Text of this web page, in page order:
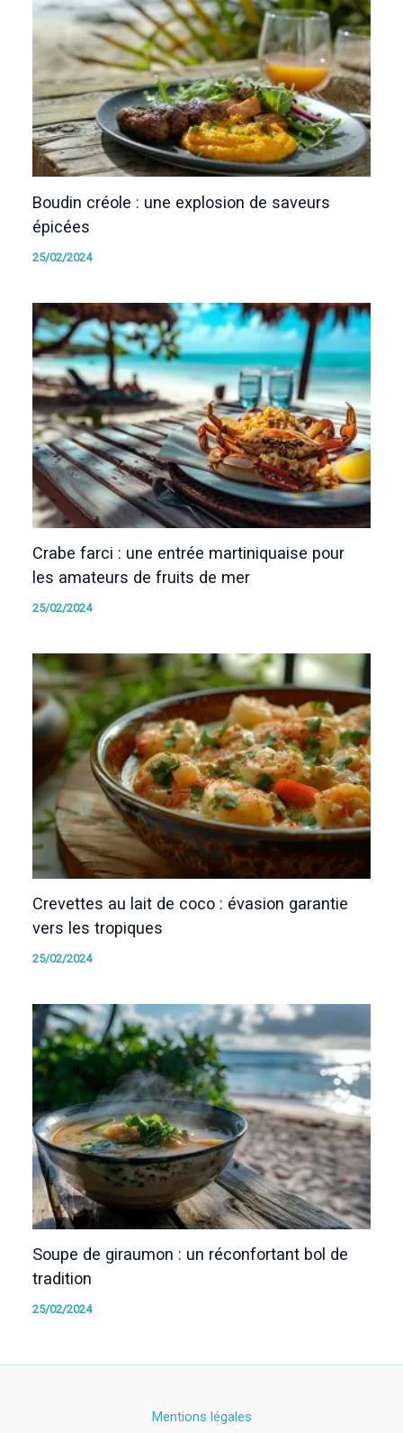
Boudin créole : une explosion de saveurs
épicées
25/02/2024
Crabe farci : une entrée martiniquaise pour
les amateurs de fruits de mer
25/02/2024
Crevettes au lait de coco : évasion garantie
vers les tropiques
25/02/2024
Soupe de giraumon : un réconfortant bol de
tradition
25/02/2024
Mentions légales